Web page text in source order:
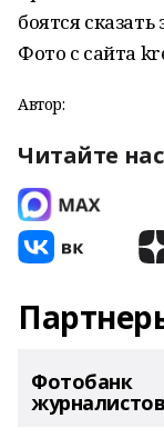
боятся
Фото с сайта
Автор:
Читайте нас
Фотобанк